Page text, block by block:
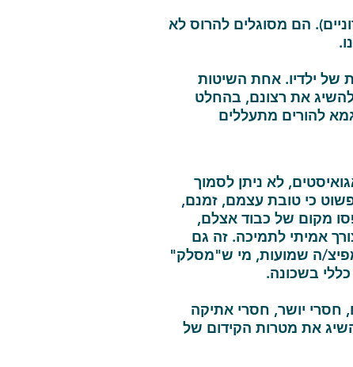
הם מסוגלים להרוס לא
של ילדיו. אחת השיטות
את רצונם, בהחלט
להורים מתעללים
לא ניתן לסמוך
פשוט כי טובת עצמם, זמנם,
מקום של כבוד אצלם,
אמיתי לתמיכה. זה גם
ה שמועות, מי ש"מסלק"
בשכונה.
חסרי יושר, חסרי אתיקה
את מטרות הקידום של